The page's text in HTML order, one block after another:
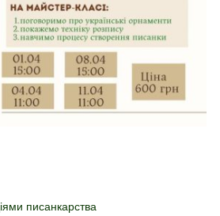
писанкарства